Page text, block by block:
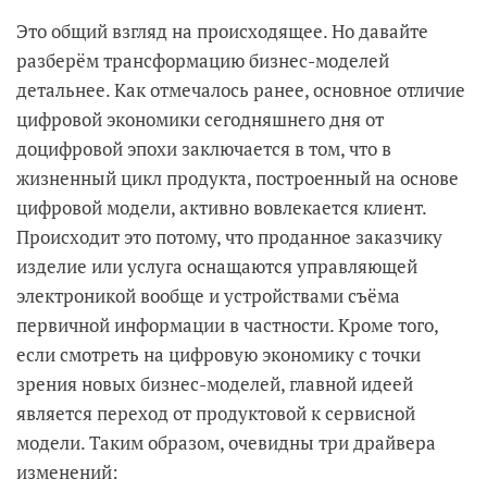
Это общий взгляд на происходящее. Но давайте
разберём трансформацию бизнес-моделей
детальнее. Как отмечалось ранее, основное отличие
цифровой экономики сегодняшнего дня от
доцифровой эпохи заключается в том, что в
жизненный цикл продукта, построенный на основе
цифровой модели, активно вовлекается клиент.
Происходит это потому, что проданное заказчику
изделие или услуга оснащаются управляющей
электроникой вообще и устройствами съёма
первичной информации в частности. Кроме того,
если смотреть на цифровую экономику с точки
зрения новых бизнес-моделей, главной идеей
является переход от продуктовой к сервисной
модели. Таким образом, очевидны три драйвера
изменений: